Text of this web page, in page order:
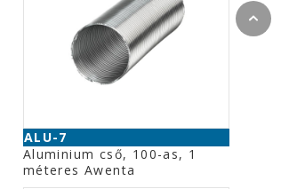
ALU-7
Aluminium cső, 100-as, 1
méteres Awenta